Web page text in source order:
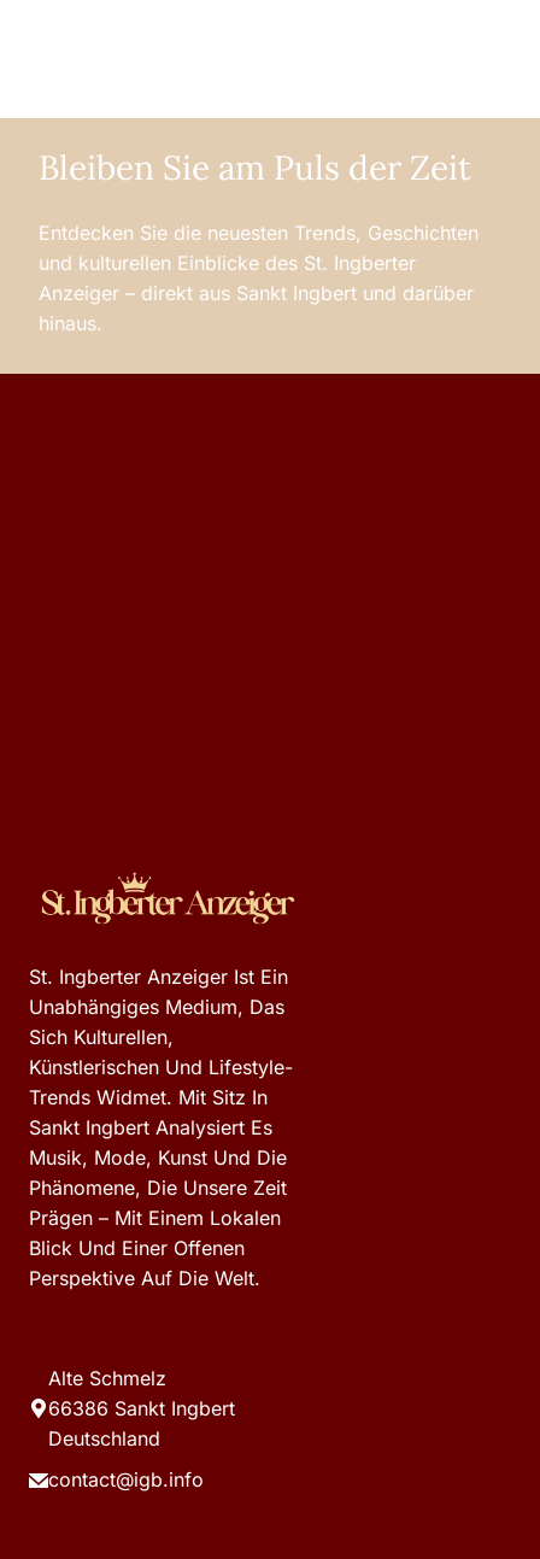
Bleiben Sie am Puls der Zeit
Entdecken Sie die neuesten Trends, Geschichten
und kulturellen Einblicke des St. Ingberter
Anzeiger – direkt aus Sankt Ingbert und darüber
hinaus.
St. Ingberter Anzeiger Ist Ein
Unabhängiges Medium, Das
Sich Kulturellen,
Künstlerischen Und Lifestyle-
Trends Widmet. Mit Sitz In
Sankt Ingbert Analysiert Es
Musik, Mode, Kunst Und Die
Phänomene, Die Unsere Zeit
Prägen – Mit Einem Lokalen
Blick Und Einer Offenen
Perspektive Auf Die Welt.
Alte Schmelz
66386 Sankt Ingbert
Deutschland
contact@igb.info